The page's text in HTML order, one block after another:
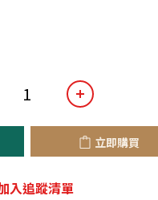
立即購買
入追蹤清單